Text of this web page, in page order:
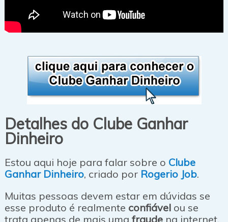
Detalhes do Clube Ganhar
Dinheiro
Estou aqui hoje para falar sobre o Clube
Ganhar Dinheiro, criado por Rogerio Job.
Muitas pessoas devem estar em dúvidas se
esse produto é realmente confiávelou se
trata apenas de mais uma fraudena internet.